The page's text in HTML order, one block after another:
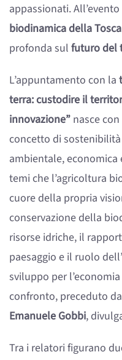
appassionati.
biodinamica della
profonda sul futuro del
L’appuntamento con la
terra: custodire il
innovazione” nasce
concetto di
ambientale,
temi che l’agricoltura
cuore della propria
conservazione della
risorse idriche, il
paesaggio e il ruolo
sviluppo per
confronto, preceduto
Emanuele Gobbi,
Tra i relatori figurano